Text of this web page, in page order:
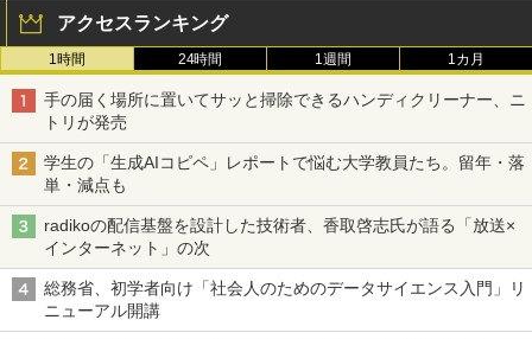
アクセスランキング
1時間 24時間 1週間 1カ月
手の届く場所に置いてサッと掃除できるハンディクリーナー、ニ
トリが発売
学生の「生成AIコピペ」レポートで悩む大学教員たち。留年・落
単・減点も
radikoの配信基盤を設計した技術者、香取啓志氏が語る「放送×
インターネット」の次
総務省、初学者向け「社会人のためのデータサイエンス入門」リ
ニューアル開講